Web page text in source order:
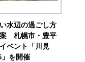
水辺の過ごし方
札幌市・豊平
ベント「川見
を開催